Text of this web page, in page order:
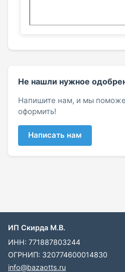
Не нашли нужное
Напишите нам, и мы
оформить!
Написать нам
ИП Скирда М.В.
ИНН: 771887803244
ОГРНИП: 320774600014830
info@bazaotts.ru